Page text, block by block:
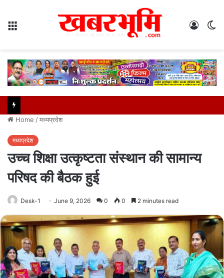
Log
Home /मध्यप्रदेश
मध्यप्रदेश
उच्च शिक्षा उत्कृष्टता संस्थान की सामान्य
परिषद की बैठक हुई
Desk-1 June 9, 2026 0 0 2 minutes read